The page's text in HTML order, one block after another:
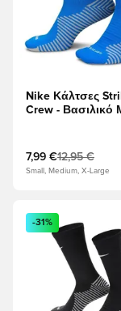
Nike Κάλτσες
Crew - Βασιλικό
7,99 €12,95 €
Small, Medium, X-Large
Ανοίγει ένα
-31%